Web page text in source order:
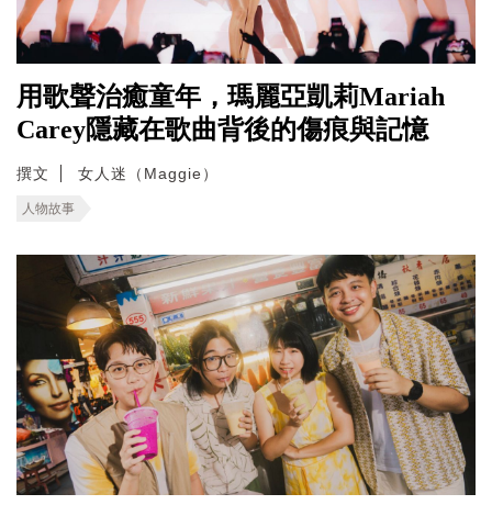
用歌聲治癒童年，瑪麗亞凱莉Mariah
Carey隱藏在歌曲背後的傷痕與記憶
撰文 女人迷（Maggie）
人物故事